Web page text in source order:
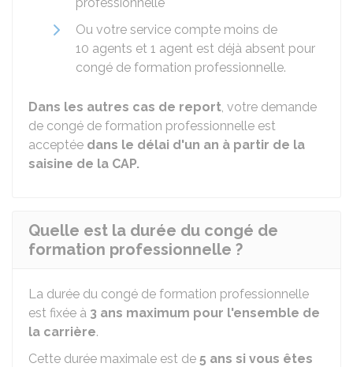
Ou votre service compte moins de
10 agents et 1 agent est déjà absent pour
congé de formation professionnelle.
Dans les autres cas de report, votre demande
de congé de formation professionnelle est
acceptée dans le délai d'un an à partir de la
saisine de la CAP.
Quelle est la durée du congé de
formation professionnelle ?
La durée du congé de formation professionnelle
est fixée à 3 ans maximum pour l'ensemble de
la carrière.
Cette durée maximale est de 5 ans si vous êtes